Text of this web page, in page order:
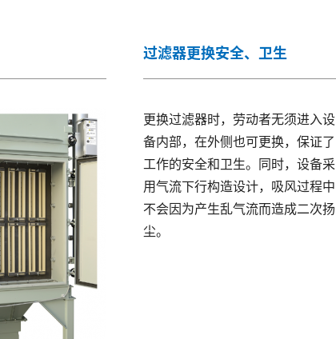
过滤器更换安全、卫生
更换过滤器时，劳动者无须进入设
备内部，在外侧也可更换，保证了
工作的安全和卫生。同时，设备采
用气流下行构造设计，吸风过程中
不会因为产生乱气流而造成二次扬
尘。